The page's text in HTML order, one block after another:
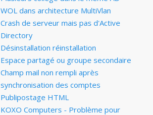
WOL dans architecture MultiVlan
Crash de serveur mais pas d'Active
Directory
Désinstallation réinstallation
Espace partagé ou groupe secondaire
Champ mail non rempli après
synchronisation des comptes
Publipostage HTML
KOXO Computers - Problème pour